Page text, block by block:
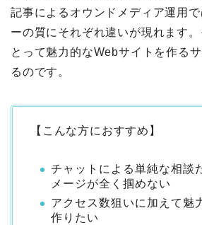
記事によるオウンドメディア運用
ーの質にそれぞれ違いが現れます
とって魅力的なWebサイトを作る
るのです。
【こんな方におすすめ】
チャットによる単純な相談
メージが全く掴めない
アクセス数狙いに加えて魅
作りたい